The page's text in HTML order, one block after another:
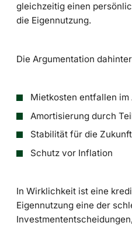
gleichzeitig einen
die Eigennutzung.
Die Argumentation
Mietkosten entfallen im
Amortisierung durch
Stabilität für die Zukunft
Schutz vor Inflation
In Wirklichkeit ist eine
Eigennutzung eine der